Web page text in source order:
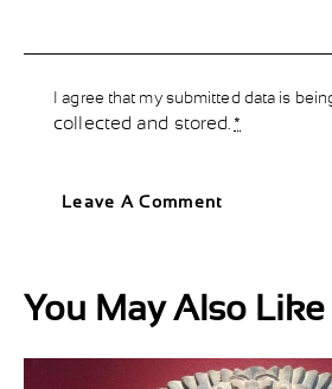
I agree that my submitted data is
collected and stored .*
You May Also Like